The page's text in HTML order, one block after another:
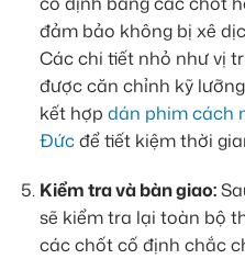
đảm bảo không bị xê
Các chi tiết nhỏ như vị
được căn chỉnh kỹ
kết hợp dán phim cách
Đứcđể tiết kiệm thời
Kiểm tra và bàn giao:
sẽ kiểm tra lại toàn bộ
các chốt cố định chắc